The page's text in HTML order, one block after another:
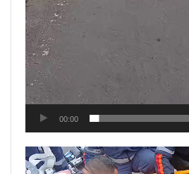
00:00
Tocador